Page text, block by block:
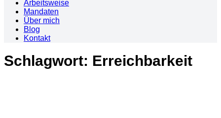
Arbeitsweise
Mandaten
Über mich
Blog
Kontakt
Schlagwort: Erreichbarkeit